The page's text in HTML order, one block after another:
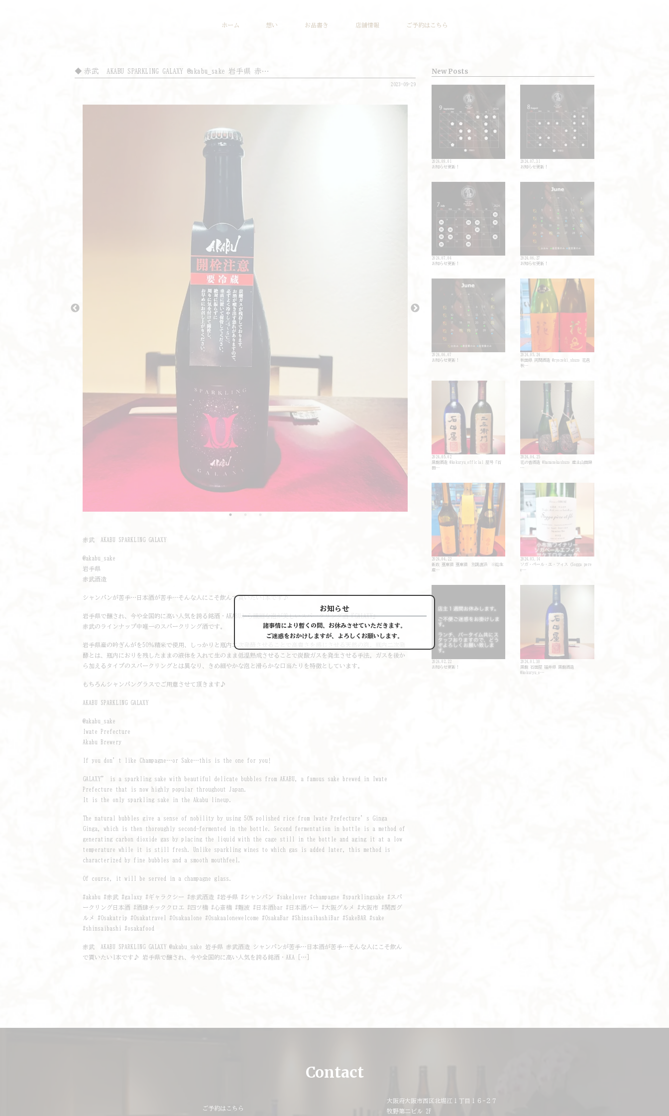
ホーム 想い お品書き 店舗情報 ご予約はこちら
赤武 AKABU SPARKLING GALAXY @akabu_sake 岩手県 赤…
2023-09-29
赤武 AKABU SPARKLING GALAXY
@akabu_sake
岩手県
赤武酒造
シャンパンが苦手…日本酒が苦手…そんな人にこそ飲んで貰いたい1本です♪
岩手県で醸され、今や全国的に高い人気を誇る銘酒・AKABUから繊細な泡が美しいスパークリング酒『GALAXY』
赤武のラインナップ中唯一のスパークリング酒です。
岩手県産の吟ぎんがを50％精米で使用、しっかりと瓶内二次発酵させることで高貴さを感じさせる天然の泡。瓶内二次発
酵とは、瓶内におりを残したままの液体を入れて生のまま低温熟成させることで炭酸ガスを発生させる手法。ガスを後か
ら加えるタイプのスパークリングとは異なり、きめ細やかな泡と滑らかな口当たりを特徴としています。
もちろんシャンパングラスでご用意させて頂きます♪
AKABU SPARKLING GALAXY
@akabu_sake
Iwate Prefecture
Akabu Brewery
If you don’t like Champagne…or Sake…this is the one for you!
GALAXY” is a sparkling sake with beautiful delicate bubbles from AKABU, a famous sake brewed in Iwate
Prefecture that is now highly popular throughout Japan.
It is the only sparkling sake in the Akabu lineup.
The natural bubbles give a sense of nobility by using 50% polished rice from Iwate Prefecture’s Ginga
Ginga, which is then thoroughly second-fermented in the bottle. Second fermentation in bottle is a method of
generating carbon dioxide gas by placing the liquid with the cage still in the bottle and aging it at a low
temperature while it is still fresh. Unlike sparkling wines to which gas is added later, this method is
characterized by fine bubbles and a smooth mouthfeel.
Of course, it will be served in a champagne glass.
#akabu #赤武 #galaxy #ギャラクシー #赤武酒造 #岩手県 #シャンパン #sakelover #champagne #sparklingsake #スパ
ークリング日本酒 #酒肆チッククロエ #四ツ橋 #心斎橋 #難波 #日本酒bar #日本酒バー #大阪グルメ #大阪市 #関西グ
ルメ #Osakatrip #Osakatravel #Osakaalone #Osakaalonewelcome #OsakaBar #ShinsaibashiBar #SakeBAR #sake
#shinsaibashi #osakafood
赤武 AKABU SPARKLING GALAXY @akabu_sake 岩手県 赤武酒造 シャンパンが苦手…日本酒が苦手…そんな人にこそ飲ん
で貰いたい1本です♪ 岩手県で醸され、今や全国的に高い人気を誇る銘酒・AKA […]
New Posts
2024.09.01
お知らせ更新！
2024.07.31
お知らせ更新！
2024.07.04
お知らせ更新！
2024.06.27
お知らせ更新！
2024.06.07
お知らせ更新！
2024.05.24
秋田県 両関酒造 @ryozeki_shuzo 花邑
秋…
2024.05.02
黒龍酒造 @kokuryu_official 屋号「石
田…
2024.04.25
花の香酒造 @hananokashuzo 産土山田錦
…
2024.04.22
新政 亜麻猫 亜麻猫 別誂直汲 ※総生
産…
2024.03.14
ソガ・ペール・エ・フィス（Sogga pere
e…
2024.02.22
お知らせ更新！
2024.01.30
黒龍 石田屋 福井県 黒龍酒造
@kokuryu_o…
Contact
ご予約はこちら
大阪府大阪市西区北堀江１丁目１６−２７
牧野第二ビル 2F
お知らせ
諸事情により暫くの間、 お休みさせていただきます。
ご迷惑をおかけしますが、
よろしくお願いします。